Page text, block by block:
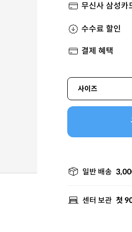
무신사 삼성카
수수료 할인
결제 혜택
사이즈
일반 배송
센터 보관 첫